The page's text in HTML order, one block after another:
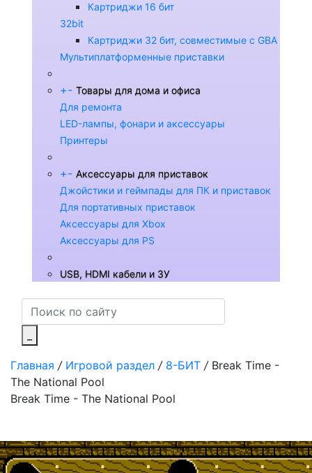
Картриджи 16 бит
32bit
Картриджи 32 бит, совместимые с GBA
Мультиплатформенные приставки
+- Товары для дома и офиса
Для ремонта
LED-лампы, фонари и аксессуары
Принтеры
+- Аксессуары для приставок
Джойстики и геймпады для ПК и приставок
Для портативных приставок
Аксессуары для Xbox
Аксессуары для PS
USB, HDMI кабели и ЗУ
Главная / Игровой раздел / 8-БИТ / Break Time -
The National Pool
Break Time - The National Pool